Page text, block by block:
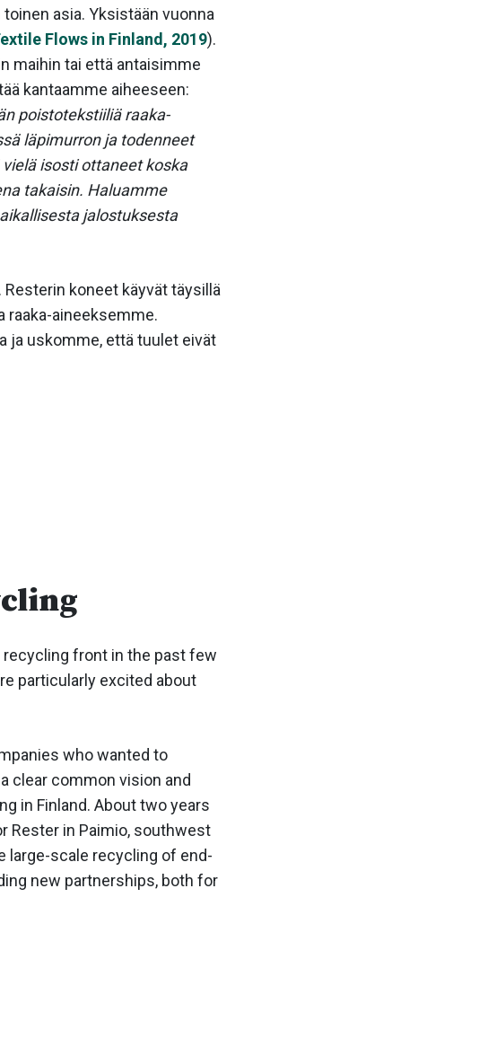
asia. Yksistään vuonna
Flows in Finland, 2019).
maihin tai että antaisimme
kantaamme aiheeseen:
poistotekstiiliä raaka-
läpimurron ja todenneet
isosti ottaneet koska
takaisin. Haluamme
jalostuksesta
koneet käyvät täysillä
aineeksemme.
ja uskomme, että tuulet eivät
front in the past few
particularly excited about
who wanted to
clear common vision and
in Finland. About two years
Rester in Paimio, southwest
large-scale recycling of end-
new partnerships, both for